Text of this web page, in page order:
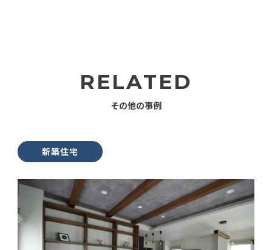
RELATED
その他の事例
新築住宅